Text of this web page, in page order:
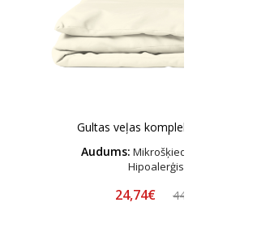
Gultas veļas komplekts „Kremo“
Audums: Mikrošķiedras satīns –
Hipoalerģisks
24,74€ 44,99€